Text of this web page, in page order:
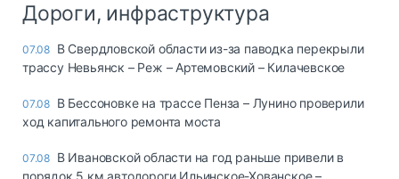
Дороги, инфраструктура
07.08 В Свердловской области из-за паводка перекрыли
трассу Невьянск – Реж – Артемовский – Килачевское
07.08 В Бессоновке на трассе Пенза – Лунино проверили
ход капитального ремонта моста
07.08 В Ивановской области на год раньше привели в
порядок 5 км автодороги Ильинское-Хованское –